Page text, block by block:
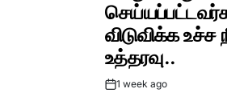
விடுவிக்க
உத்தரவு..
Post1 week ago